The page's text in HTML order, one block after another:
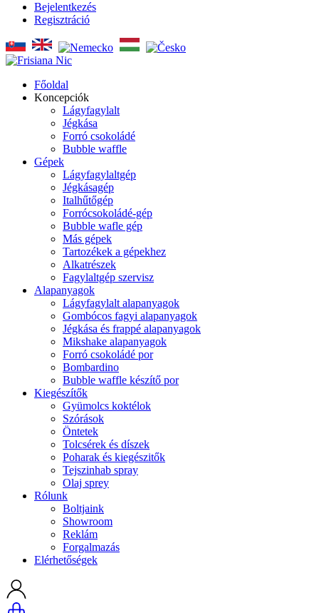
Bejelentkezés
Regisztráció
Főoldal
Koncepciók
Lágyfagylalt
Jégkása
Forró csokoládé
Bubble waffle
Gépek
Lágyfagylaltgép
Jégkásagép
Italhűtőgép
Forrócsokoládé-gép
Bubble wafle gép
Más gépek
Tartozékek a gépekhez
Alkatrészek
Fagylaltgép szervisz
Alapanyagok
Lágyfagylalt alapanyagok
Gombócos fagyi alapanyagok
Jégkása és frappé alapanyagok
Mikshake alapanyagok
Forró csokoládé por
Bombardino
Bubble waffle készítő por
Kiegészítők
Gyümolcs koktélok
Szórások
Öntetek
Tolcsérek és díszek
Poharak és kiegészitők
Tejszinhab spray
Olaj sprey
Rólunk
Boltjaink
Showroom
Reklám
Forgalmazás
Elérhetőségek